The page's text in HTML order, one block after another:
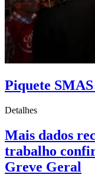
Piquete
Detalhes
Mais dados
trabalho
Greve Geral